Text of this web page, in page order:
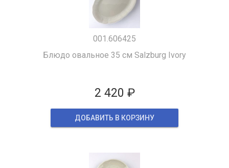
001.606425
Блюдо овальное 35 см Salzburg Ivory
2 420 ₽
ДОБАВИТЬ В КОРЗИНУ